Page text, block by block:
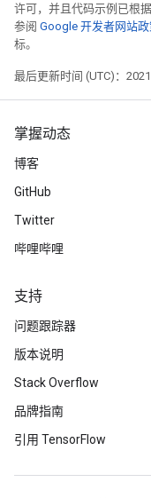
许可，并且代码示例已根据
参阅 Google 开发者网站
标。
最后更新时间 (UTC)：
掌握动态
博客
GitHub
Twitter
哔哩哔哩
支持
问题跟踪器
版本说明
Stack Overflow
品牌指南
引用 TensorFlow